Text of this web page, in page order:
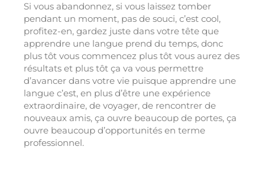
Si vous abandonnez, si vous laissez tomber
pendant un moment, pas de souci, c’est cool,
profitez-en, gardez juste dans votre tête que
apprendre une langue prend du temps, donc
plus tôt vous commencez plus tôt vous aurez des
résultats et plus tôt ça va vous permettre
d’avancer dans votre vie puisque apprendre une
langue c’est, en plus d’être une expérience
extraordinaire, de voyager, de rencontrer de
nouveaux amis, ça ouvre beaucoup de portes, ça
ouvre beaucoup d’opportunités en terme
professionnel.